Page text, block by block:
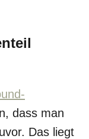
dass man
Das liegt